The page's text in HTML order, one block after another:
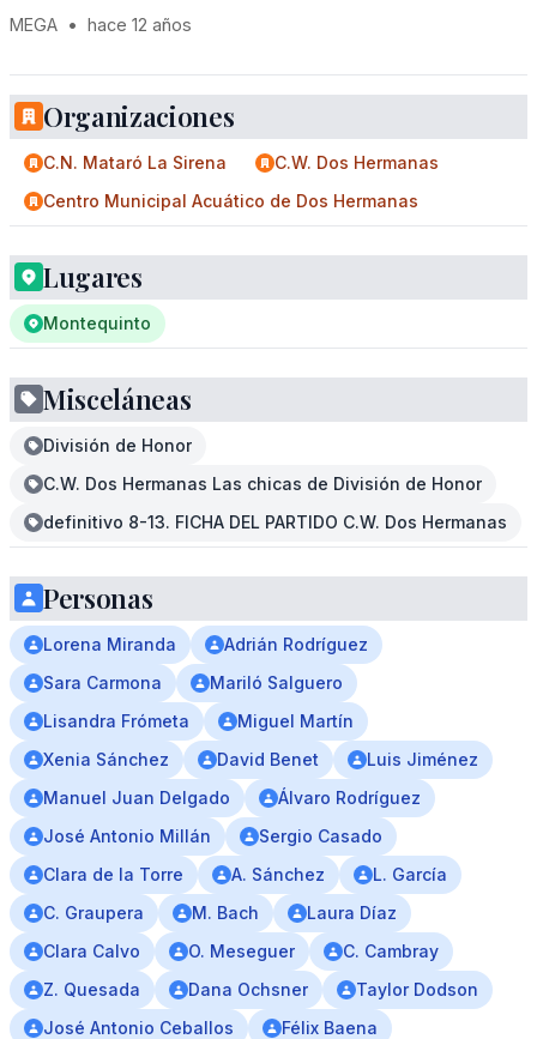
MEGA • hace 12 años
Organizaciones
C.N. Mataró La Sirena
C.W. Dos Hermanas
Centro Municipal Acuático de Dos Hermanas
Lugares
Montequinto
Misceláneas
División de Honor
C.W. Dos Hermanas Las chicas de División de Honor
definitivo 8-13. FICHA DEL PARTIDO C.W. Dos Hermanas
Personas
Lorena Miranda
Adrián Rodríguez
Sara Carmona
Mariló Salguero
Lisandra Frómeta
Miguel Martín
Xenia Sánchez
David Benet
Luis Jiménez
Manuel Juan Delgado
Álvaro Rodríguez
José Antonio Millán
Sergio Casado
Clara de la Torre
A. Sánchez
L. García
C. Graupera
M. Bach
Laura Díaz
Clara Calvo
O. Meseguer
C. Cambray
Z. Quesada
Dana Ochsner
Taylor Dodson
José Antonio Ceballos
Félix Baena